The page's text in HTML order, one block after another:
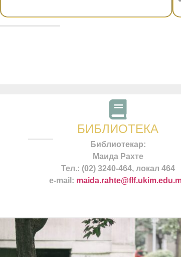
БИБЛИОТЕКА
Библиотекар:
Маида Рахте
Тел.: (02) 3240-464, локал 464
e-mail: